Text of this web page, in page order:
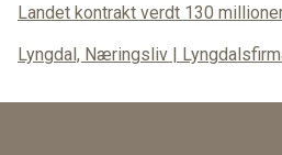
Landet kontrakt verdt 130
Lyngdal, Næringsliv |